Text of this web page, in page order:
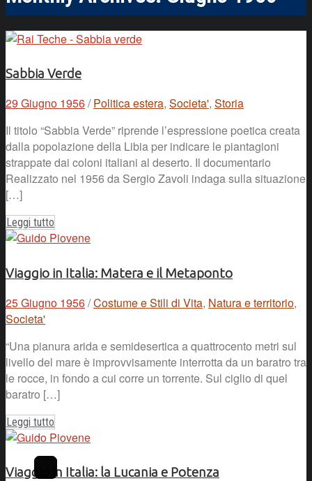
Sabbia Verde
29 Giugno 1956/ Politica estera, Societa', Storia
Il titolo “Sabbia Verde” riprende l’espressione poetica creata
dalla popolazione della Libia per indicare le piantagioni
strappate dai coloni italiani al deserto. Il documentario
Realizzato nel 1956 da Sergio Zavoli indaga sulla situazione
[…]
Leggi tutto
Viaggio in Italia: Matera e il Metaponto
25 Giugno 1956/Costume e Stili di Vita, Natura e territorio,
Societa'
“Una pianura arida e semidesertica a quattrocento metri sul
livello del mare è improvvisamente interrotta da un baratro tra
le rocce, in fondo a cui corre un torrente. Sul ciglio di quel
baratro […]
Leggi tutto
Viaggio in Italia: la Lucania e Potenza